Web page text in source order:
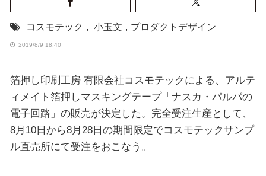
コスモテック , 小玉文 , プロダクトデザイン
2019/8/9 18:40
箔押し印刷工房 有限会社コスモテックによる、アルテ
ィメイト箔押しマスキングテープ「ナスカ・パルパの
電子回路」の販売が決定した。完全受注生産として、
8月10日から8月28日の期間限定でコスモテックサンプ
ル直売所にて受注をおこなう。